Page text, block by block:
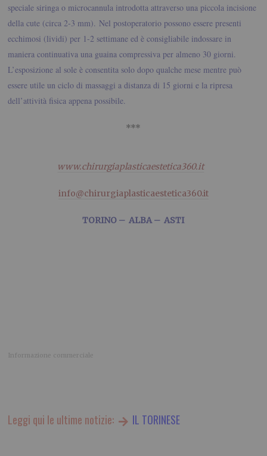
speciale siringa o microcannula introdotta attraverso una piccola incisione
della cute (circa 2-3 mm). Nel postoperatorio possono essere presenti
ecchimosi (lividi) per 1-2 settimane ed è consigliabile indossare in
maniera continuativa una guaina compressiva per almeno 30 giorni.
L’esposizione al sole è consentita solo dopo qualche mese mentre può
essere utile un ciclo di massaggi a distanza di 15 giorni e la ripresa
dell’attività fisica appena possibile.
***
www.chirurgiaplasticaestetica360.it
info@chirurgiaplasticaestetica360.it
TORINO – ALBA – ASTI
Informazione commerciale
Leggi qui le ultime notizie: IL TORINESE